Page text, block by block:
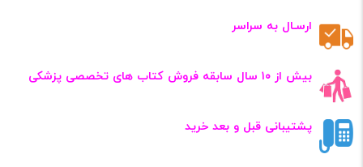
ارسـال به سراسر
بیش از ۱۰ سال سابقه فروش کتاب‌ های تخصصی پزشکی
پشتیبانی قبل و بعد خرید